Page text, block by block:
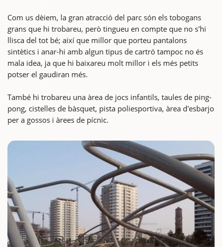
Com us dèiem, la gran atracció del parc són els tobogans
grans que hi trobareu, però tingueu en compte que no s'hi
llisca del tot bé; així que millor que porteu pantalons
sintètics i anar-hi amb algun tipus de cartró tampoc no és
mala idea, ja que hi baixareu molt millor i els més petits
potser el gaudiran més.
També hi trobareu una àrea de jocs infantils, taules de ping-
pong, cistelles de bàsquet, pista poliesportiva, àrea d'esbarjo
per a gossos i àrees de pícnic.